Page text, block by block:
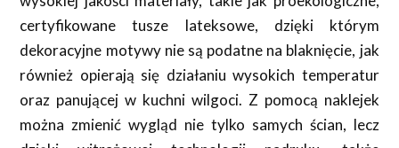
certyfikowane tusze lateksowe, dzięki którym
dekoracyjne motywy nie są podatne na blaknięcie, jak
również opierają się działaniu wysokich temperatur
oraz panującej w kuchni wilgoci. Z pomocą naklejek
można zmienić wygląd nie tylko samych ścian, lecz